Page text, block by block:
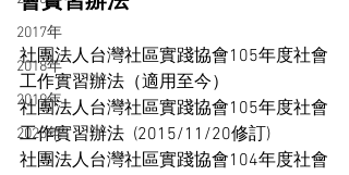
2017年
2018年
2019年
2025年
社團法人台灣社區實踐協會105年度社會
工作實習辦法（適用至今）
社團法人台灣社區實踐協會105年度社會
工作實習辦法  (2015/11/20修訂)
社團法人台灣社區實踐協會104年度社會